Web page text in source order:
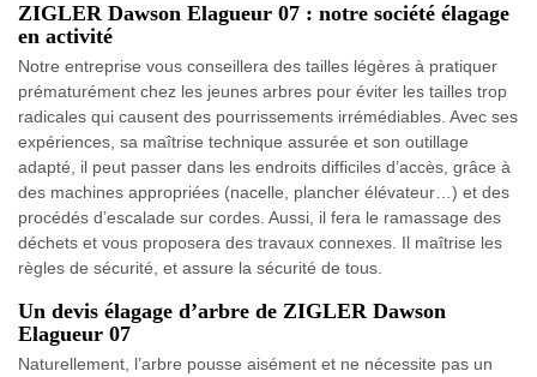
ZIGLER Dawson Elagueur 07 : notre société élagage
en activité
Notre entreprise vous conseillera des tailles légères à pratiquer
prématurément chez les jeunes arbres pour éviter les tailles trop
radicales qui causent des pourrissements irrémédiables. Avec ses
expériences, sa maîtrise technique assurée et son outillage
adapté, il peut passer dans les endroits difficiles d’accès, grâce à
des machines appropriées (nacelle, plancher élévateur…) et des
procédés d’escalade sur cordes. Aussi, il fera le ramassage des
déchets et vous proposera des travaux connexes. Il maîtrise les
règles de sécurité, et assure la sécurité de tous.
Un devis élagage d’arbre de ZIGLER Dawson
Elagueur 07
Naturellement, l’arbre pousse aisément et ne nécessite pas un